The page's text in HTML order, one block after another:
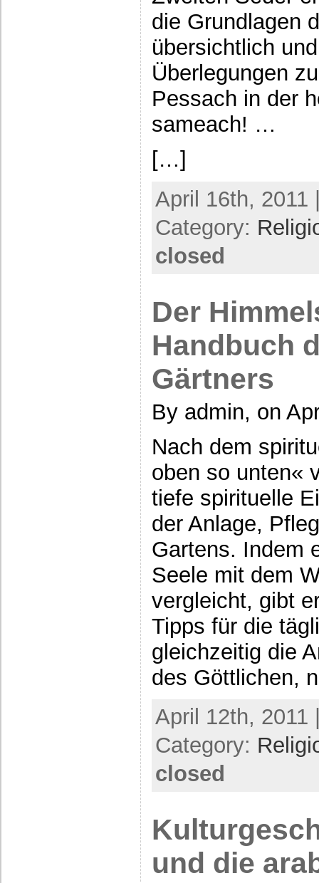
die Grundlagen
übersichtlich
Überlegungen
Pessach in der
sameach! …
[…]
April 16th, 2011
Category:
closed
Der
Handbuch
Gärtners
By admin, on
Nach dem
oben so unten«
tiefe spirituelle
der Anlage,
Gartens. Indem
Seele mit dem
vergleicht, gibt
Tipps für die
gleichzeitig die
des Göttlichen,
April 12th, 2011
Category:
closed
und die